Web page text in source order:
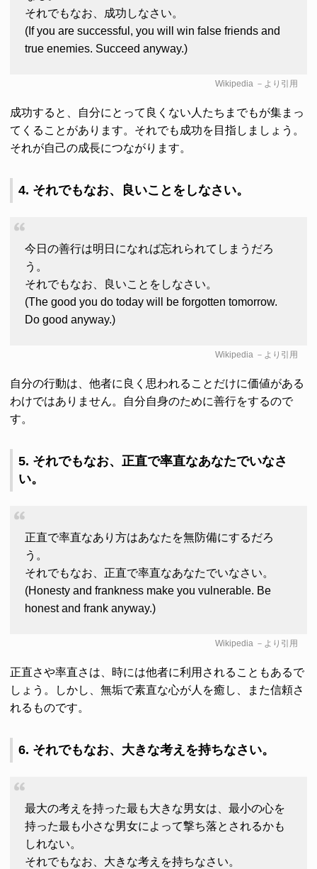
それでもなお、成功しなさい。
(If you are successful, you will win false friends and
true enemies. Succeed anyway.)
Wikipedia－より引用
成功すると、自分にとって良くない人たちまでもが集まっ
てくることがあります。それでも成功を目指しましょう。
それが自己の成長につながります。
4. それでもなお、良いことをしなさい。
今日の善行は明日になれば忘れられてしまうだろ
う。
それでもなお、良いことをしなさい。
(The good you do today will be forgotten tomorrow.
Do good anyway.)
Wikipedia－より引用
自分の行動は、他者に良く思われることだけに価値がある
わけではありません。自分自身のために善行をするので
す。
5. それでもなお、正直で率直なあなたでいなさ
い。
正直で率直なあり方はあなたを無防備にするだろ
う。
それでもなお、正直で率直なあなたでいなさい。
(Honesty and frankness make you vulnerable. Be
honest and frank anyway.)
Wikipedia－より引用
正直さや率直さは、時には他者に利用されることもあるで
しょう。しかし、無垢で素直な心が人を癒し、また信頼さ
れるものです。
6. それでもなお、大きな考えを持ちなさい。
最大の考えを持った最も大きな男女は、最小の心を
持った最も小さな男女によって撃ち落とされるかも
しれない。
それでもなお、大きな考えを持ちなさい。